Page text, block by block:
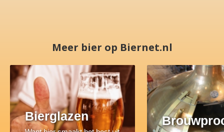
Meer bier op Biernet.nl
Bierglazen